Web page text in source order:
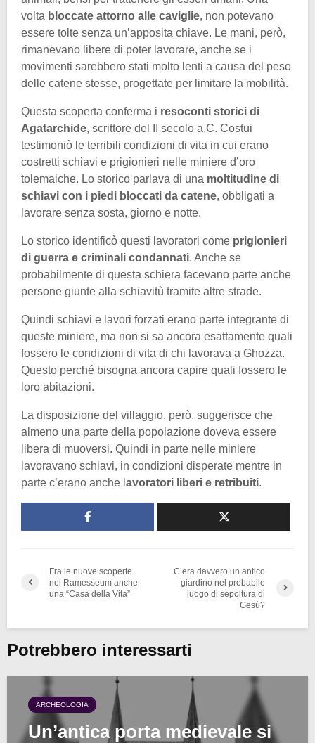
volta bloccate attorno alle caviglie, non potevano
essere tolte senza un’apposita chiave. Le mani, però,
rimanevano libere di poter lavorare, anche se i
movimenti sarebbero stati molto lenti a causa del peso
delle catene stesse, progettate per limitare la mobilità.
Questa scoperta conferma i resoconti storici di
Agatarchide, scrittore del II secolo a.C. Costui
testimoniò le terribili condizioni di vita in cui erano
costretti schiavi e prigionieri nelle miniere d’oro
tolemaiche. Lo storico parlava di una moltitudine di
schiavi con i piedi bloccati da catene, obbligati a
lavorare senza sosta, giorno e notte.
Lo storico identificò questi lavoratori come prigionieri
di guerra e criminali condannati. Anche se
probabilmente di questa schiera facevano parte anche
persone giunte alla schiavitù tramite altre strade.
Quindi schiavi e lavori forzati erano parte integrante di
queste miniere, ma non si sa ancora esattamente quali
fossero le condizioni di vita di chi lavorava a Ghozza.
Questo perché bisogna ancora capire quali fossero le
loro abitazioni.
La disposizione del villaggio, però. suggerisce che
almeno una parte della popolazione doveva essere
libera di muoversi. Quindi in parte nelle miniere
lavoravano schiavi, in condizioni disperate mentre in
parte c’erano anche l avoratori liberi e retribuiti.
Fra le nuove scoperte
nel Ramesseum anche
una “Casa della Vita”
C’era davvero un antico
giardino nel probabile
luogo di sepoltura di
Gesù?
Potrebbero interessarti
ARCHEOLOGIA
Un’antica porta medievale si